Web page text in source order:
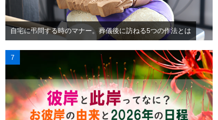
自宅に弔問する時のマナー。葬儀後に訪ねる5つの作法とは